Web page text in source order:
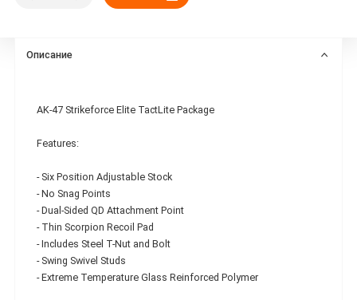
Описание
AK-47 Strikeforce Elite TactLite Package
Features:
- Six Position Adjustable Stock
- No Snag Points
- Dual-Sided QD Attachment Point
- Thin Scorpion Recoil Pad
- Includes Steel T-Nut and Bolt
- Swing Swivel Studs
- Extreme Temperature Glass Reinforced Polymer